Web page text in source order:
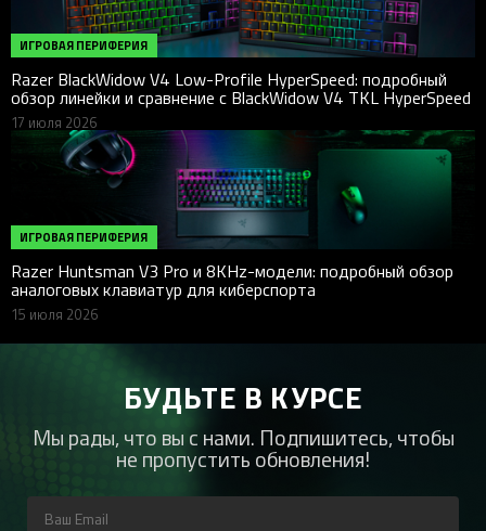
ИГРОВАЯ ПЕРИФЕРИЯ
Razer BlackWidow V4 Low-Profile HyperSpeed: подробный
обзор линейки и сравнение с BlackWidow V4 TKL HyperSpeed
17 июля 2026
ИГРОВАЯ ПЕРИФЕРИЯ
Razer Huntsman V3 Pro и 8KHz-модели: подробный обзор
аналоговых клавиатур для киберспорта
15 июля 2026
БУДЬТЕ В КУРСЕ
Мы рады, что вы с нами. Подпишитесь, чтобы
не пропустить обновления!